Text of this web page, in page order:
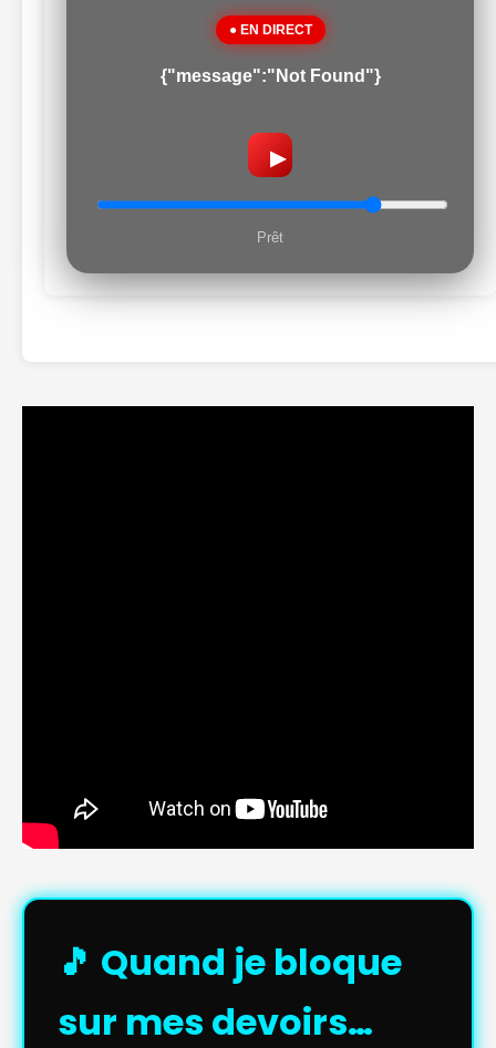
● EN DIRECT
{"message":"Not Found"}
▶
Prêt
🎵 Quand je bloque
sur mes devoirs…